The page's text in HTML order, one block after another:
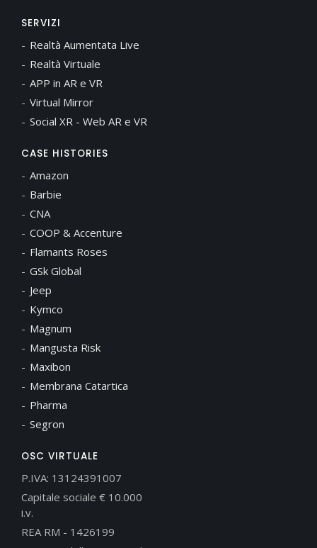
SERVIZI
Realtà Aumentata Live
Realtà Virtuale
APP in AR e VR
Virtual Mirror
Social XR - Web AR e VR
CASE HISTORIES
Amazon
Barbie
CNA
COOP & Accenture
Flamants Roses
GSk Global
Jeep
Kymco
Magnum
Mangusta Risk
Maxibon
Membrana Catartica
Pharma
Segron
OSC VIRTUALE
P.IVA: 13124391007
Capitale sociale € 10.000
i.v.
REA RM - 1426199